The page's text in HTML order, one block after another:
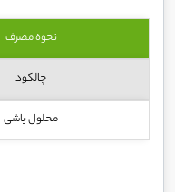
نحوه مصرف
چالکود
محلول پاشی